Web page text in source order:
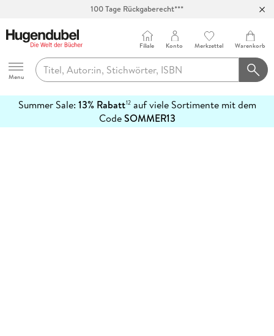
100 Tage Rückgaberecht***
Hugendubel
Menu
Filiale Konto Merkzettel Warenkorb
Summer Sale: 13% Rabatt12auf viele Sortimente mit dem
CodeSOMMER13
erfahren